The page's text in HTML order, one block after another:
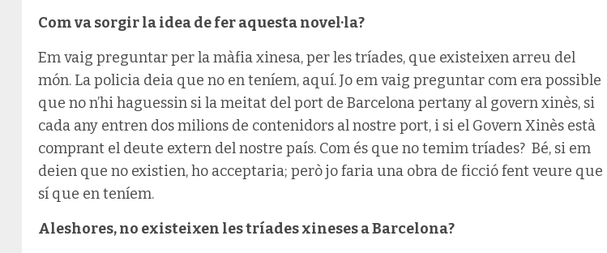
Com va sorgir la idea de fer aquesta novel·la?
Em vaig preguntar per la màfia xinesa, per les tríades, que existeixen arreu del
món. La policia deia que no en teníem, aquí. Jo em vaig preguntar com era possible
que no n’hi haguessin si la meitat del port de Barcelona pertany al govern xinès, si
cada any entren dos milions de contenidors al nostre port, i si el Govern Xinès està
comprant el deute extern del nostre país. Com és que no temim tríades? Bé, si em
deien que no existien, ho acceptaria; però jo faria una obra de ficció fent veure que
sí que en teníem.
Aleshores, no existeixen les tríades xineses a Barcelona?